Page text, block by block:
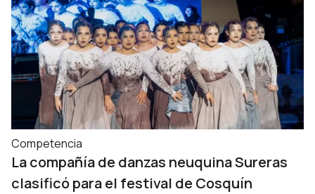
Competencia
La compañía de danzas neuquina Sureras
clasificó para el festival de Cosquín